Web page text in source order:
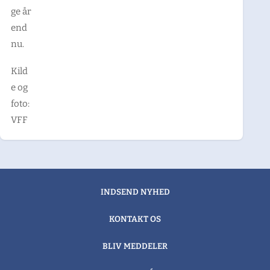
ge år
end
nu.
Kild
e og
foto:
VFF
INDSEND NYHED
KONTAKT OS
BLIV MEDDELER